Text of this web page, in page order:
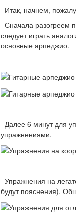
Итак, начнем,
Сначала разогреем
следует играть
основные арпеджио.
Далее 6 минут для
упражнениями.
Упражнения на
будут пояснения).